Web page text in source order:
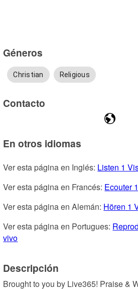
Géneros
Christian Religious
Contacto
En otros idiomas
Ver esta página en Inglés: Listen 1
Ver esta página en Francés: Ecouter
Ver esta página en Alemán: Hören 1
Ver esta página en Portugues:
vivo
Descripción
Brought to you by Live365! Praise &